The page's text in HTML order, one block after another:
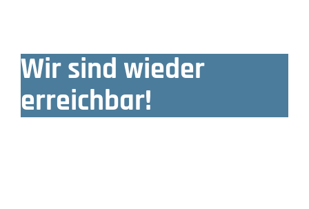
Wir sind wieder
erreichbar!